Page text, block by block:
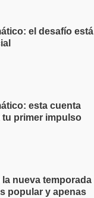
el desafío está
esta cuenta
tu primer impulso
la nueva temporada
popular y apenas